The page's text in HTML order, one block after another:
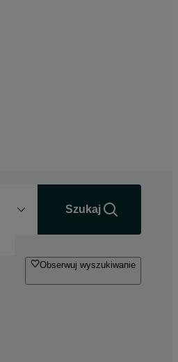
Szukaj
Obserwuj wyszukiwanie